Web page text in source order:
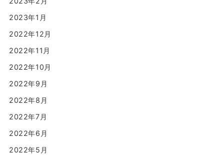
2023年1月
2022年12月
2022年11月
2022年10月
2022年9月
2022年8月
2022年7月
2022年6月
2022年5月